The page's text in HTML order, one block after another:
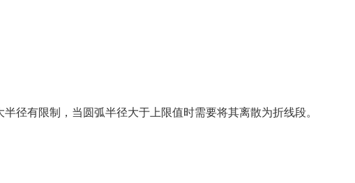
径有限制，当圆弧半径大于上限值时需要将其离散为折线段。